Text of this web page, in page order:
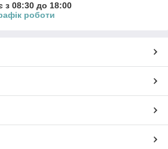
з 08:30 до 18:00
роботи